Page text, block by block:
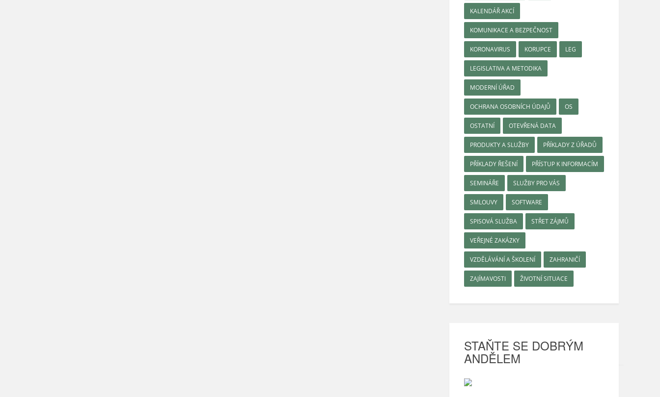
KALENDÁŘ AKCÍ
KOMUNIKACE A BEZPEČNOST
KORONAVIRUS KORUPCE LEG
LEGISLATIVA A METODIKA
MODERNÍ ÚŘAD
OCHRANA OSOBNÍCH ÚDAJŮ OS
OSTATNÍ OTEVŘENÁ DATA
PRODUKTY A SLUŽBY PŘÍKLADY Z ÚŘADŮ
PŘÍKLADY ŘEŠENÍ PŘÍSTUP K INFORMACÍM
SEMINÁŘE SLUŽBY PRO VÁS
SMLOUVY SOFTWARE
SPISOVÁ SLUŽBA STŘET ZÁJMŮ
VEŘEJNÉ ZAKÁZKY
VZDĚLÁVÁNÍ A ŠKOLENÍ ZAHRANIČÍ
ZAJÍMAVOSTI ŽIVOTNÍ SITUACE
STAŇTE SE DOBRÝM
ANDĚLEM